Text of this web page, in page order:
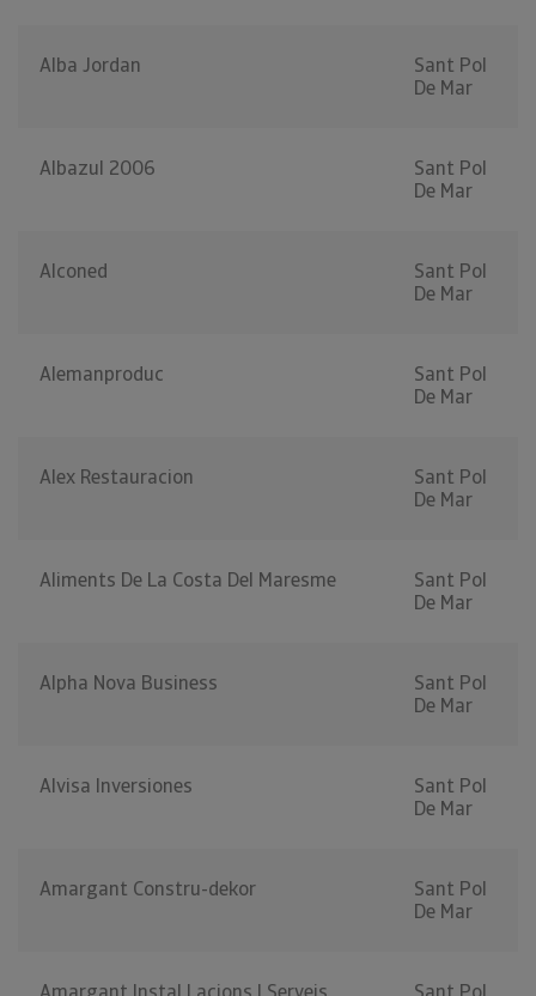
Alba Jordan
Sant Pol
De Mar
Albazul 2006
Sant Pol
De Mar
Alconed
Sant Pol
De Mar
Alemanproduc
Sant Pol
De Mar
Alex Restauracion
Sant Pol
De Mar
Aliments De La Costa Del Maresme
Sant Pol
De Mar
Alpha Nova Business
Sant Pol
De Mar
Alvisa Inversiones
Sant Pol
De Mar
Amargant Constru-dekor
Sant Pol
De Mar